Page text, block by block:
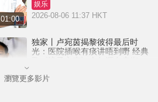
01:00
娱乐
2026-08-06 11:37 HKT
独家丨卢宛茵揭黎彼得最后时
光：医院插喉有痰讲唔到嘢 经典
娱乐
瀏覽更多影片